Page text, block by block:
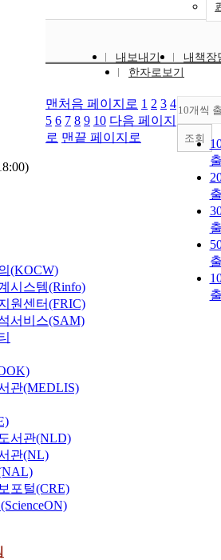
내보내기
내책장
한자로보기
10개씩
조회
맨처음 페이지로 1 2 3 4
5 6 7 8 9 10 다음 페이지
로 맨끝 페이지로
(KOCW)
시스템(Rinfo)
원센터(FRIC)
서비스(SAM)
관(MEDLIS)
서관(NLD)
관(NL)
포털(CRE)